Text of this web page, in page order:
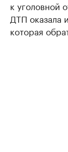
к уголовной
ДТП оказала
которая